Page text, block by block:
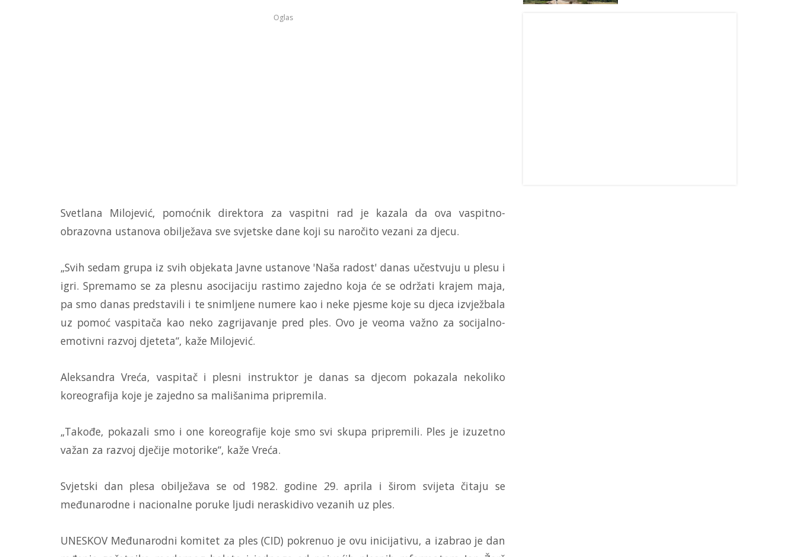
Oglas
Svetlana Milojević, pomoćnik direktora za vaspitni rad je kazala da ova vaspitno-
obrazovna ustanova obilježava sve svjetske dane koji su naročito vezani za djecu.
„Svih sedam grupa iz svih objekata Javne ustanove 'Naša radost' danas učestvuju u plesu i
igri. Spremamo se za plesnu asocijaciju rastimo zajedno koja će se održati krajem maja,
pa smo danas predstavili i te snimljene numere kao i neke pjesme koje su djeca izvježbala
uz pomoć vaspitača kao neko zagrijavanje pred ples. Ovo je veoma važno za socijalno-
emotivni razvoj djeteta“, kaže Milojević.
Aleksandra Vreća, vaspitač i plesni instruktor je danas sa djecom pokazala nekoliko
koreografija koje je zajedno sa mališanima pripremila.
„Takođe, pokazali smo i one koreografije koje smo svi skupa pripremili. Ples je izuzetno
važan za razvoj dječije motorike“, kaže Vreća.
Svjetski dan plesa obilježava se od 1982. godine 29. aprila i širom svijeta čitaju se
međunarodne i nacionalne poruke ljudi neraskidivo vezanih uz ples.
UNESKOV Međunarodni komitet za ples (CID) pokrenuo je ovu inicijativu, a izabrao je dan